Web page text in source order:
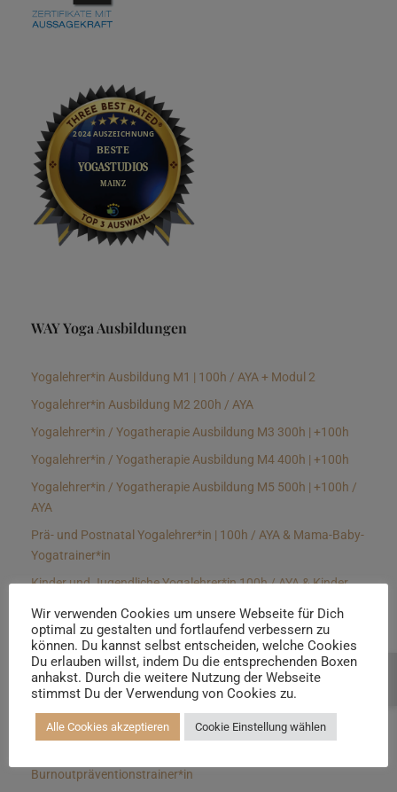
WAY Yoga Ausbildungen
Yogalehrer*in Ausbildung M1 | 100h / AYA + Modul 2
Yogalehrer*in Ausbildung M2 200h / AYA
Yogalehrer*in / Yogatherapie Ausbildung M3 300h | +100h
Yogalehrer*in / Yogatherapie Ausbildung M4 400h | +100h
Yogalehrer*in / Yogatherapie Ausbildung M5 500h | +100h /
AYA
Prä- und Postnatal Yogalehrer*in | 100h / AYA & Mama-Baby-
Yogatrainer*in
Kinder und Jugendliche Yogalehrer*in 100h / AYA & Kinder
Yin Yogalehrer*in | 100 h & Faszientrainer*in
Hormon Yogalehrer*in / Yogatherapeut*in &
Stressmanagementtrainer*in | 70h
Longevitytrainer*in
Burnoutpräventionstrainer*in
Wir verwenden Cookies um unsere Webseite für Dich
optimal zu gestalten und fortlaufend verbessern zu
können. Du kannst selbst entscheiden, welche Cookies
Du erlauben willst, indem Du die entsprechenden Boxen
anhakst. Durch die weitere Nutzung der Webseite
stimmst Du der Verwendung von Cookies zu.
Alle Cookies akzeptieren Cookie Einstellung wählen
Beratung buchen